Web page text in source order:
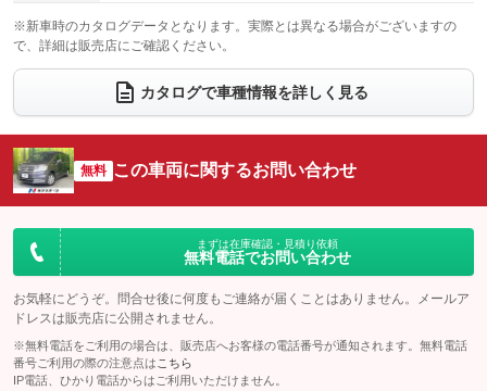
電動格納サードシート
：装備なし シートヒーター
：装備なし
ウォークスルー
電動リアゲート フロントカメラ
：装備なし
シートエアコン
：装備なし 全周囲カメラ
：装備なし
サイドカメラ
：装備なし ルーフレール
：装備なし
エアサスペンション ヘッドライトウォッシャー
※新車時のカタログデータとなります。実際とは異なる場合がございますの
で、詳細は販売店にご確認ください。
カタログで車種情報を詳しく見る
無料 この車両に関するお問い合わせ
まずは在庫確認・見積り依頼
無料電話でお問い合わせ
お気軽にどうぞ。問合せ後に何度もご連絡が届くことはありません。メールア
ドレスは販売店に公開されません。
※無料電話をご利用の場合は、販売店へお客様の電話番号が通知されます。無料電話
番号ご利用の際の注意点は こちら
IP電話、ひかり電話からはご利用いただけません。